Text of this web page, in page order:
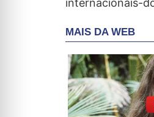
internacionais-